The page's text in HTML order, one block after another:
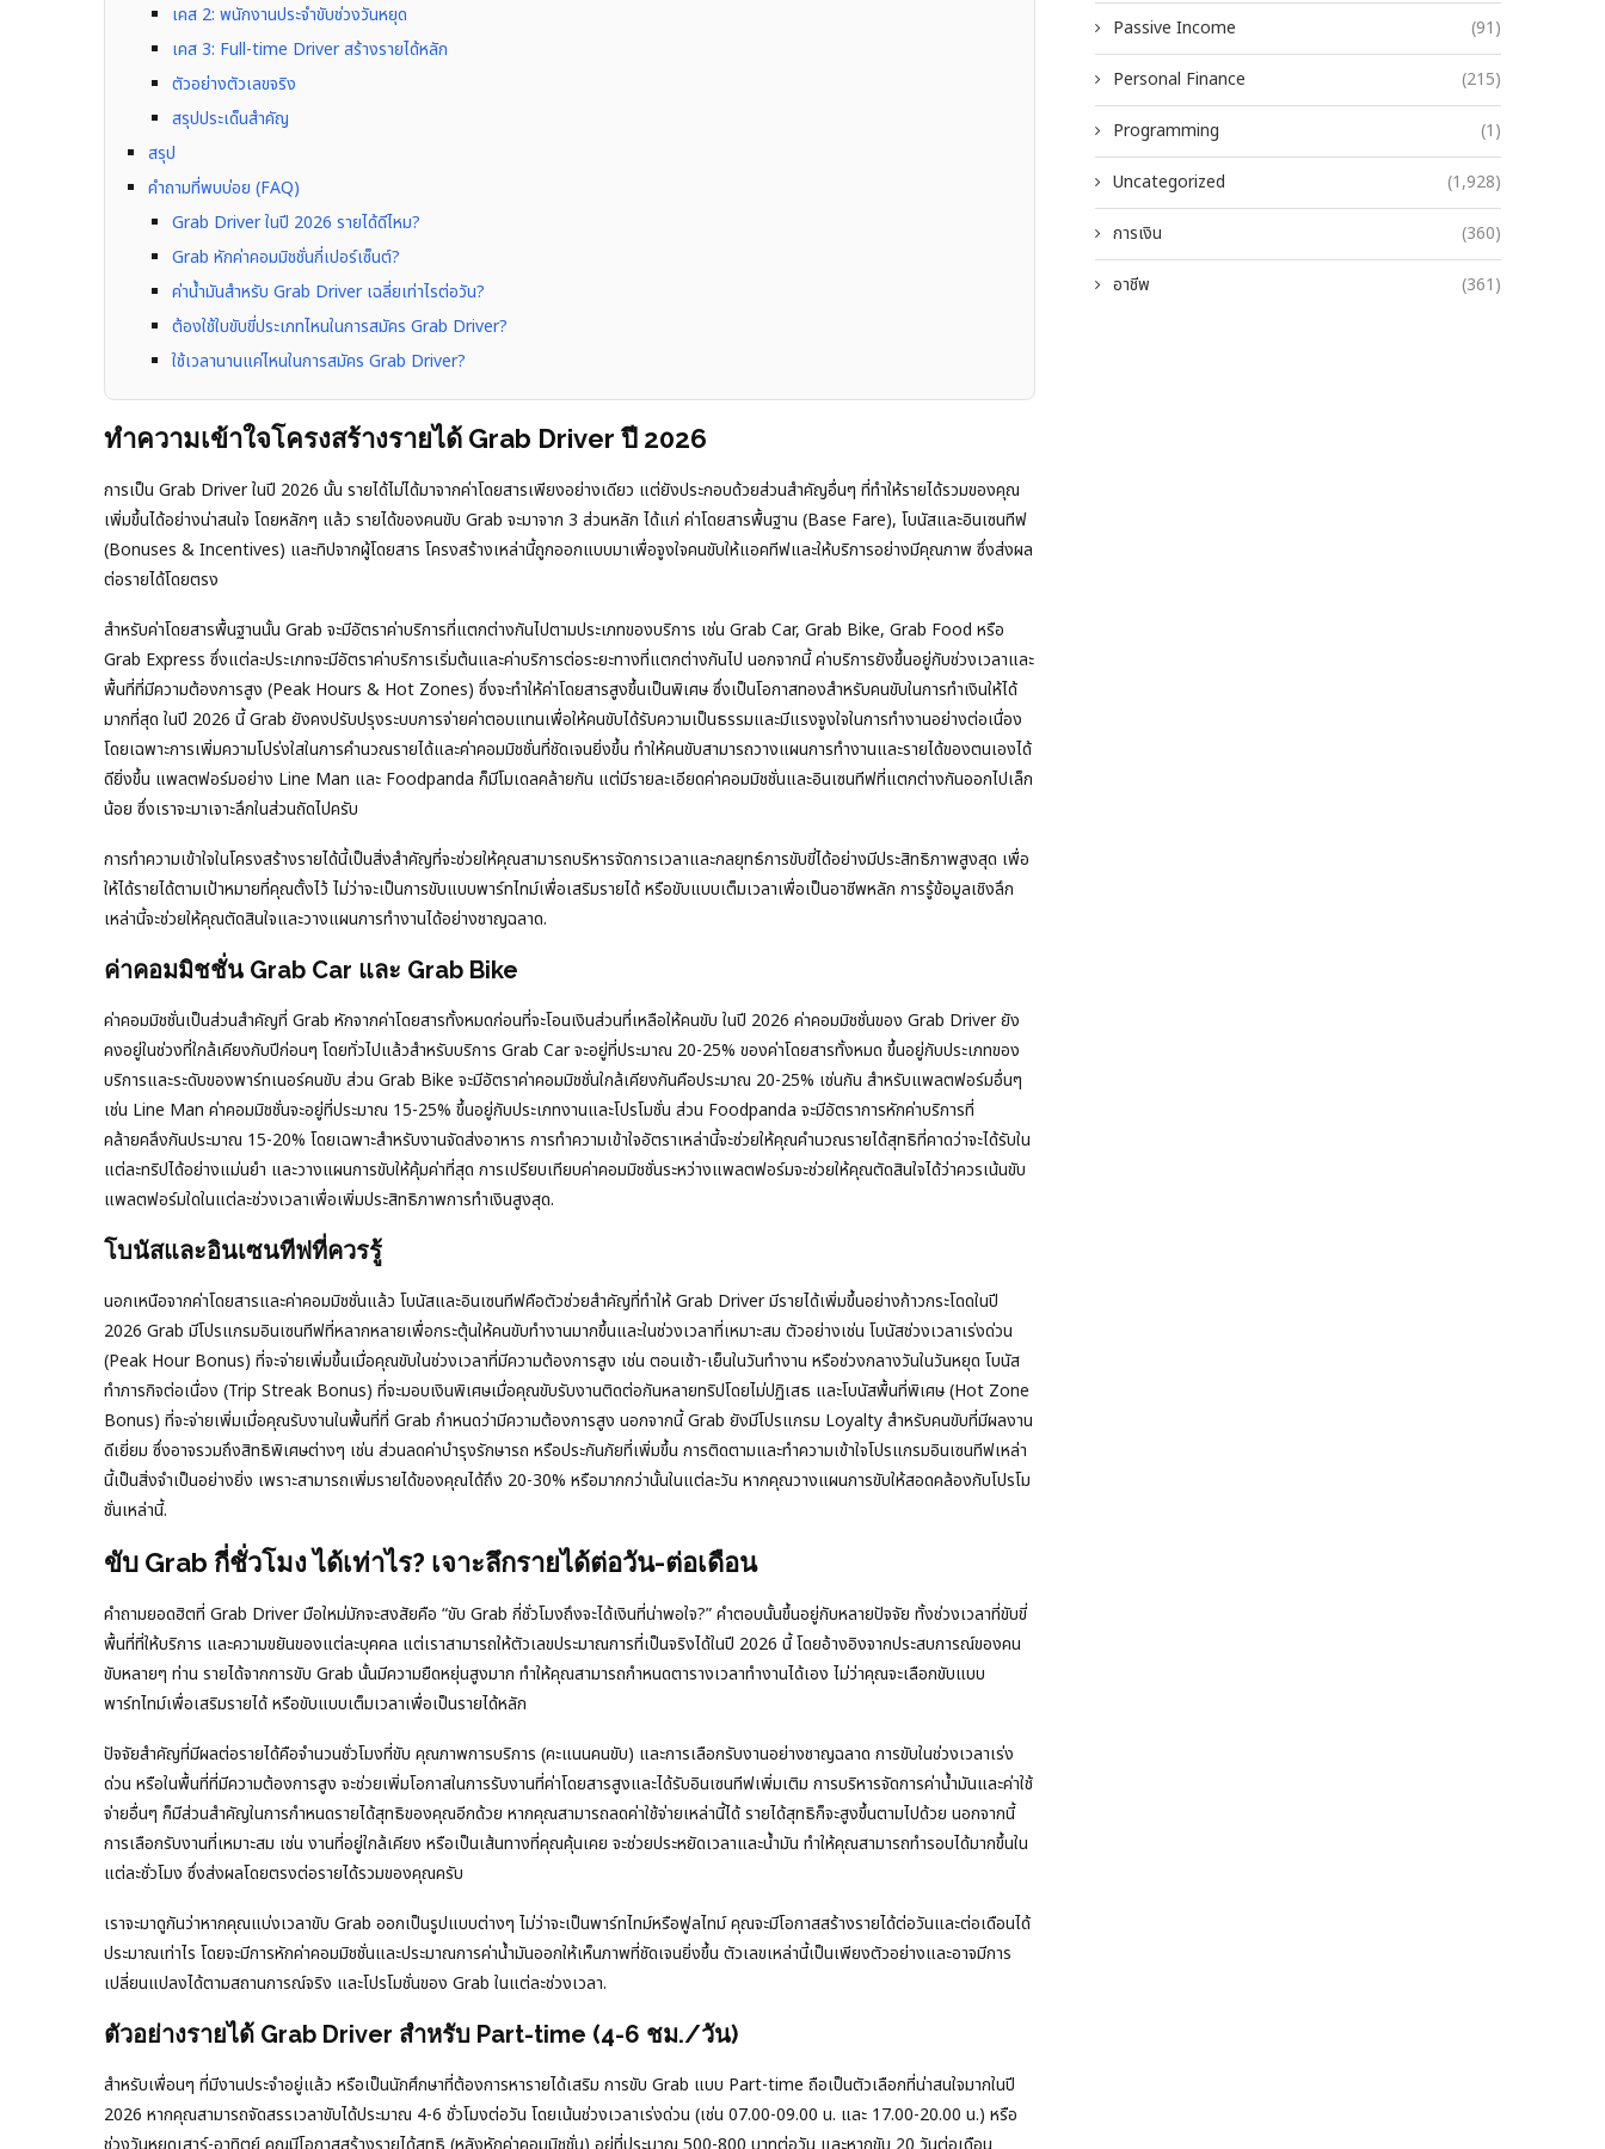
เคส 2: พนักงานประจำขับช่วงวันหยุด
เคส 3: Full-time Driver สร้างรายได้หลัก
ตัวอย่างตัวเลขจริง
สรุปประเด็นสำคัญ
สรุป
คำถามที่พบบ่อย (FAQ)
Grab Driver ในปี 2026 รายได้ดีไหม?
Grab หักค่าคอมมิชชั่นกี่เปอร์เซ็นต์?
ค่าน้ำมันสำหรับ Grab Driver เฉลี่ยเท่าไรต่อวัน?
ต้องใช้ใบขับขี่ประเภทไหนในการสมัคร Grab Driver?
ใช้เวลานานแค่ไหนในการสมัคร Grab Driver?
ทำความเข้าใจโครงสร้างรายได้ Grab Driver ปี 2026
การเป็น Grab Driver ในปี 2026 นั้น รายได้ไม่ได้มาจากค่าโดยสารเพียงอย่างเดียว แต่ยังประกอบด้วยส่วนสำคัญอื่นๆ ที่ทำให้รายได้รวมของคุณ
เพิ่มขึ้นได้อย่างน่าสนใจ โดยหลักๆ แล้ว รายได้ของคนขับ Grab จะมาจาก 3 ส่วนหลัก ได้แก่ ค่าโดยสารพื้นฐาน (Base Fare), โบนัสและอินเซนทีฟ
(Bonuses & Incentives) และทิปจากผู้โดยสาร โครงสร้างเหล่านี้ถูกออกแบบมาเพื่อจูงใจคนขับให้แอคทีฟและให้บริการอย่างมีคุณภาพ ซึ่งส่งผล
ต่อรายได้โดยตรง
สำหรับค่าโดยสารพื้นฐานนั้น Grab จะมีอัตราค่าบริการที่แตกต่างกันไปตามประเภทของบริการ เช่น Grab Car, Grab Bike, Grab Food หรือ
Grab Express ซึ่งแต่ละประเภทจะมีอัตราค่าบริการเริ่มต้นและค่าบริการต่อระยะทางที่แตกต่างกันไป นอกจากนี้ ค่าบริการยังขึ้นอยู่กับช่วงเวลาและ
พื้นที่ที่มีความต้องการสูง (Peak Hours & Hot Zones) ซึ่งจะทำให้ค่าโดยสารสูงขึ้นเป็นพิเศษ ซึ่งเป็นโอกาสทองสำหรับคนขับในการทำเงินให้ได้
มากที่สุด ในปี 2026 นี้ Grab ยังคงปรับปรุงระบบการจ่ายค่าตอบแทนเพื่อให้คนขับได้รับความเป็นธรรมและมีแรงจูงใจในการทำงานอย่างต่อเนื่อง
โดยเฉพาะการเพิ่มความโปร่งใสในการคำนวณรายได้และค่าคอมมิชชั่นที่ชัดเจนยิ่งขึ้น ทำให้คนขับสามารถวางแผนการทำงานและรายได้ของตนเองได้
ดียิ่งขึ้น แพลตฟอร์มอย่าง Line Man และ Foodpanda ก็มีโมเดลคล้ายกัน แต่มีรายละเอียดค่าคอมมิชชั่นและอินเซนทีฟที่แตกต่างกันออกไปเล็ก
น้อย ซึ่งเราจะมาเจาะลึกในส่วนถัดไปครับ
การทำความเข้าใจในโครงสร้างรายได้นี้เป็นสิ่งสำคัญที่จะช่วยให้คุณสามารถบริหารจัดการเวลาและกลยุทธ์การขับขี่ได้อย่างมีประสิทธิภาพสูงสุด เพื่อ
ให้ได้รายได้ตามเป้าหมายที่คุณตั้งไว้ ไม่ว่าจะเป็นการขับแบบพาร์ทไทม์เพื่อเสริมรายได้ หรือขับแบบเต็มเวลาเพื่อเป็นอาชีพหลัก การรู้ข้อมูลเชิงลึก
เหล่านี้จะช่วยให้คุณตัดสินใจและวางแผนการทำงานได้อย่างชาญฉลาด.
ค่าคอมมิชชั่น Grab Car และ Grab Bike
ค่าคอมมิชชั่นเป็นส่วนสำคัญที่ Grab หักจากค่าโดยสารทั้งหมดก่อนที่จะโอนเงินส่วนที่เหลือให้คนขับ ในปี 2026 ค่าคอมมิชชั่นของ Grab Driver ยัง
คงอยู่ในช่วงที่ใกล้เคียงกับปีก่อนๆ โดยทั่วไปแล้วสำหรับบริการ Grab Car จะอยู่ที่ประมาณ 20-25% ของค่าโดยสารทั้งหมด ขึ้นอยู่กับประเภทของ
บริการและระดับของพาร์ทเนอร์คนขับ ส่วน Grab Bike จะมีอัตราค่าคอมมิชชั่นใกล้เคียงกันคือประมาณ 20-25% เช่นกัน สำหรับแพลตฟอร์มอื่นๆ
เช่น Line Man ค่าคอมมิชชั่นจะอยู่ที่ประมาณ 15-25% ขึ้นอยู่กับประเภทงานและโปรโมชั่น ส่วน Foodpanda จะมีอัตราการหักค่าบริการที่
คล้ายคลึงกันประมาณ 15-20% โดยเฉพาะสำหรับงานจัดส่งอาหาร การทำความเข้าใจอัตราเหล่านี้จะช่วยให้คุณคำนวณรายได้สุทธิที่คาดว่าจะได้รับใน
แต่ละทริปได้อย่างแม่นยำ และวางแผนการขับให้คุ้มค่าที่สุด การเปรียบเทียบค่าคอมมิชชั่นระหว่างแพลตฟอร์มจะช่วยให้คุณตัดสินใจได้ว่าควรเน้นขับ
แพลตฟอร์มใดในแต่ละช่วงเวลาเพื่อเพิ่มประสิทธิภาพการทำเงินสูงสุด.
โบนัสและอินเซนทีฟที่ควรรู้
นอกเหนือจากค่าโดยสารและค่าคอมมิชชั่นแล้ว โบนัสและอินเซนทีฟคือตัวช่วยสำคัญที่ทำให้ Grab Driver มีรายได้เพิ่มขึ้นอย่างก้าวกระโดดในปี
2026 Grab มีโปรแกรมอินเซนทีฟที่หลากหลายเพื่อกระตุ้นให้คนขับทำงานมากขึ้นและในช่วงเวลาที่เหมาะสม ตัวอย่างเช่น โบนัสช่วงเวลาเร่งด่วน
(Peak Hour Bonus) ที่จะจ่ายเพิ่มขึ้นเมื่อคุณขับในช่วงเวลาที่มีความต้องการสูง เช่น ตอนเช้า-เย็นในวันทำงาน หรือช่วงกลางวันในวันหยุด โบนัส
ทำภารกิจต่อเนื่อง (Trip Streak Bonus) ที่จะมอบเงินพิเศษเมื่อคุณขับรับงานติดต่อกันหลายทริปโดยไม่ปฏิเสธ และโบนัสพื้นที่พิเศษ (Hot Zone
Bonus) ที่จะจ่ายเพิ่มเมื่อคุณรับงานในพื้นที่ที่ Grab กำหนดว่ามีความต้องการสูง นอกจากนี้ Grab ยังมีโปรแกรม Loyalty สำหรับคนขับที่มีผลงาน
ดีเยี่ยม ซึ่งอาจรวมถึงสิทธิพิเศษต่างๆ เช่น ส่วนลดค่าบำรุงรักษารถ หรือประกันภัยที่เพิ่มขึ้น การติดตามและทำความเข้าใจโปรแกรมอินเซนทีฟเหล่า
นี้เป็นสิ่งจำเป็นอย่างยิ่ง เพราะสามารถเพิ่มรายได้ของคุณได้ถึง 20-30% หรือมากกว่านั้นในแต่ละวัน หากคุณวางแผนการขับให้สอดคล้องกับโปรโม
ชั่นเหล่านี้.
ขับ Grab กี่ชั่วโมง ได้เท่าไร? เจาะลึกรายได้ต่อวัน-ต่อเดือน
คำถามยอดฮิตที่ Grab Driver มือใหม่มักจะสงสัยคือ “ขับ Grab กี่ชั่วโมงถึงจะได้เงินที่น่าพอใจ?” คำตอบนั้นขึ้นอยู่กับหลายปัจจัย ทั้งช่วงเวลาที่ขับขี่
พื้นที่ที่ให้บริการ และความขยันของแต่ละบุคคล แต่เราสามารถให้ตัวเลขประมาณการที่เป็นจริงได้ในปี 2026 นี้ โดยอ้างอิงจากประสบการณ์ของคน
ขับหลายๆ ท่าน รายได้จากการขับ Grab นั้นมีความยืดหยุ่นสูงมาก ทำให้คุณสามารถกำหนดตารางเวลาทำงานได้เอง ไม่ว่าคุณจะเลือกขับแบบ
พาร์ทไทม์เพื่อเสริมรายได้ หรือขับแบบเต็มเวลาเพื่อเป็นรายได้หลัก
ปัจจัยสำคัญที่มีผลต่อรายได้คือจำนวนชั่วโมงที่ขับ คุณภาพการบริการ (คะแนนคนขับ) และการเลือกรับงานอย่างชาญฉลาด การขับในช่วงเวลาเร่ง
ด่วน หรือในพื้นที่ที่มีความต้องการสูง จะช่วยเพิ่มโอกาสในการรับงานที่ค่าโดยสารสูงและได้รับอินเซนทีฟเพิ่มเติม การบริหารจัดการค่าน้ำมันและค่าใช้
จ่ายอื่นๆ ก็มีส่วนสำคัญในการกำหนดรายได้สุทธิของคุณอีกด้วย หากคุณสามารถลดค่าใช้จ่ายเหล่านี้ได้ รายได้สุทธิก็จะสูงขึ้นตามไปด้วย นอกจากนี้
การเลือกรับงานที่เหมาะสม เช่น งานที่อยู่ใกล้เคียง หรือเป็นเส้นทางที่คุณคุ้นเคย จะช่วยประหยัดเวลาและน้ำมัน ทำให้คุณสามารถทำรอบได้มากขึ้นใน
แต่ละชั่วโมง ซึ่งส่งผลโดยตรงต่อรายได้รวมของคุณครับ
เราจะมาดูกันว่าหากคุณแบ่งเวลาขับ Grab ออกเป็นรูปแบบต่างๆ ไม่ว่าจะเป็นพาร์ทไทม์หรือฟูลไทม์ คุณจะมีโอกาสสร้างรายได้ต่อวันและต่อเดือนได้
ประมาณเท่าไร โดยจะมีการหักค่าคอมมิชชั่นและประมาณการค่าน้ำมันออกให้เห็นภาพที่ชัดเจนยิ่งขึ้น ตัวเลขเหล่านี้เป็นเพียงตัวอย่างและอาจมีการ
เปลี่ยนแปลงได้ตามสถานการณ์จริง และโปรโมชั่นของ Grab ในแต่ละช่วงเวลา.
ตัวอย่างรายได้ Grab Driver สำหรับ Part-time (4-6 ชม./วัน)
สำหรับเพื่อนๆ ที่มีงานประจำอยู่แล้ว หรือเป็นนักศึกษาที่ต้องการหารายได้เสริม การขับ Grab แบบ Part-time ถือเป็นตัวเลือกที่น่าสนใจมากในปี
2026 หากคุณสามารถจัดสรรเวลาขับได้ประมาณ 4-6 ชั่วโมงต่อวัน โดยเน้นช่วงเวลาเร่งด่วน (เช่น 07.00-09.00 น. และ 17.00-20.00 น.) หรือ
Passive Income (91)
Personal Finance (215)
Programming (1)
Uncategorized (1,928)
การเงิน (360)
อาชีพ (361)